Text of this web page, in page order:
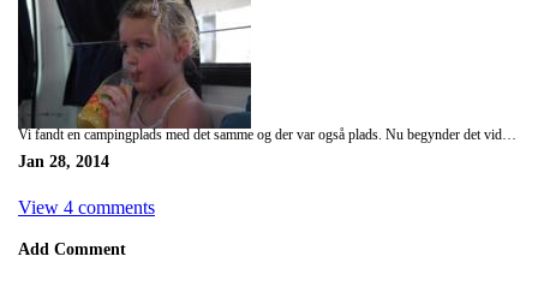
Vi fandt en campingplads med det samme og der var også plads. Nu begynder det vidst at blive nemmere med det. Vi fik et bad i poolen mens vi fik vasket tøj. Der blev også tid til lidt lektier, selvom det ikke var så meget Mille orkede. Det var koldest at sidde inde i bilen og selv der randt sveden.
Jan 28, 2014
View 4 comments
Add Comment